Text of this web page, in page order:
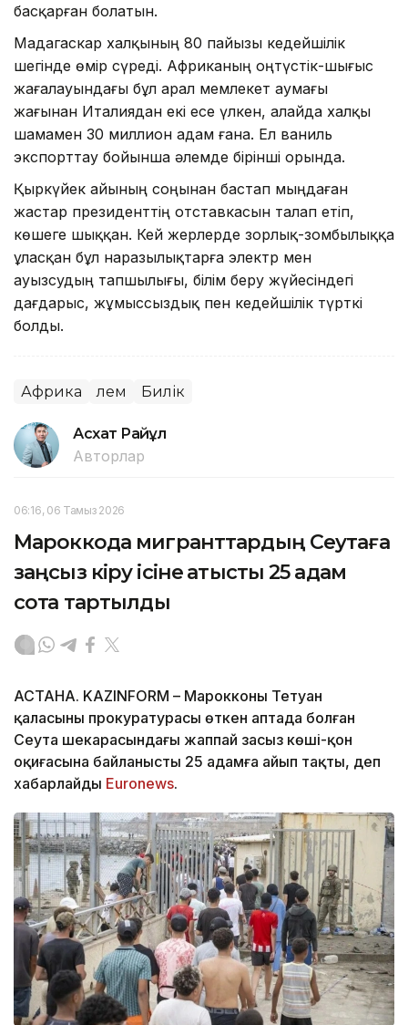
басқарған болатын.
Мадагаскар халқының 80 пайызы кедейшілік
шегінде өмір сүреді. Африканың оңтүстік-шығыс
жағалауындағы бұл арал мемлекет аумағы
жағынан Италиядан екі есе үлкен, алайда халқы
шамамен 30 миллион адам ғана. Ел ваниль
экспорттау бойынша әлемде бірінші орында.
Қыркүйек айының соңынан бастап мыңдаған
жастар президенттің отставкасын талап етіп,
көшеге шыққан. Кей жерлерде зорлық-зомбылыққа
ұласқан бұл наразылықтарға электр мен
ауызсудың тапшылығы, білім беру жүйесіндегі
дағдарыс, жұмыссыздық пен кедейшілік түрткі
болды.
Африка Әлем Билік
Асхат Райқұл
Авторлар
06:16, 06 Тамыз 2026
Мароккода мигранттардың Сеутаға
заңсыз кіру ісіне қатысты 25 адам
сотқа тартылды
АСТАНА. KAZINFORM – Марокконың Тетуан
қаласының прокуратурасы өткен аптада болған
Сеута шекарасындағы жаппай заңсыз көші-қон
оқиғасына байланысты 25 адамға айып тақты, деп
хабарлайды Еuronews.